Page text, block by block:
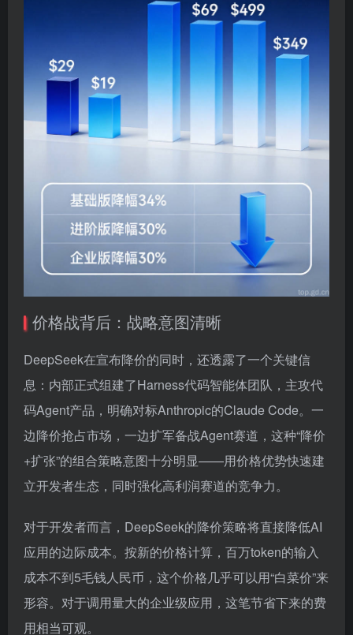
价格战背后：战略意图清晰
DeepSeek在宣布降价的同时，还透露了一个关键信
息：内部正式组建了Harness代码智能体团队，主攻代
码Agent产品，明确对标Anthropic的Claude Code。一
边降价抢占市场，一边扩军备战Agent赛道，这种“降价
+扩张”的组合策略意图十分明显——用价格优势快速建
立开发者生态，同时强化高利润赛道的竞争力。
对于开发者而言，DeepSeek的降价策略将直接降低AI
应用的边际成本。按新的价格计算，百万token的输入
成本不到5毛钱人民币，这个价格几乎可以用“白菜价”来
形容。对于调用量大的企业级应用，这笔节省下来的费
用相当可观。